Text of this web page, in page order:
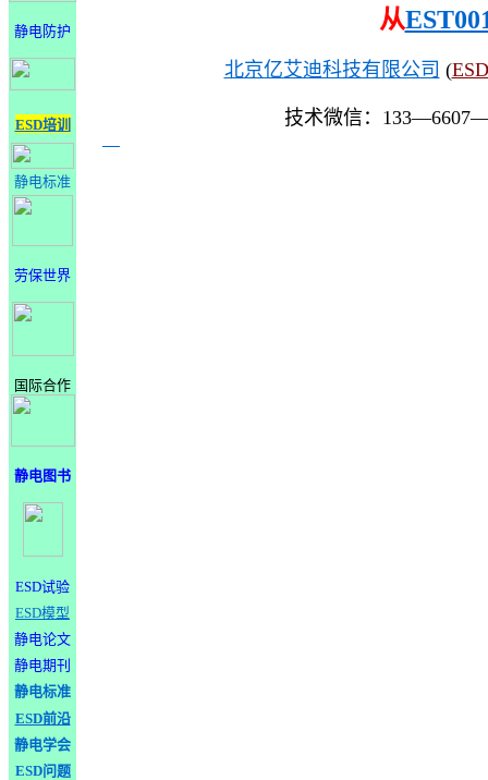
静电防护
ESD培训
静电标准
劳保世界
国际合作
静电图书
ESD试验
ESD模型
静电论文
静电期刊
静电标准
ESD前沿
静电学会
ESD问题
从
北京亿艾迪科技有限公司 (
技术微信：